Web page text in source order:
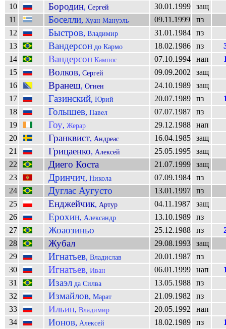
10
Бородин, Сергей 30.01.1999
защ
11
Боселли, Хуан Мануэль 09.11.1999
пз
12
Быстров, Владимир 31.01.1984
пз
13
Вандерсондо Кармо 18.02.1986 пз
14
ВандерсонКампос 07.10.1994 нап
15
Волков, Сергей 09.09.2002
защ
16
Вранеш, Огнен 24.10.1989
защ
17
Газинский, Юрий 20.07.1989 пз
18
Голышев, Павел 07.07.1987
пз
19
Гоу, Жерар 29.12.1988
нап
20
Гранквист, Андреас 16.04.1985
защ
21
Грицаенко, Алексей 25.05.1995
защ
22
Диего Коста 21.07.1999
защ
23
Дринчич, Никола 07.09.1984
пз
24
Дуглас Аугусто 13.01.1997
пз
25
Енджейчик, Артур 04.11.1987
защ
26
Ерохин, Александр 13.10.1989
пз
27
Жоаозиньо 25.12.1988 пз
28
Жубал 29.08.1993
защ
29
Игнатьев, Владислав 20.01.1987
пз
30
Игнатьев, Иван 06.01.1999 нап
31
Изаэлда Силва 13.05.1988
пз
32
Измайлов, Марат 21.09.1982
пз
33
Ильин, Владимир 20.05.1992
нап
34
Ионов, Алексей 18.02.1989 пз